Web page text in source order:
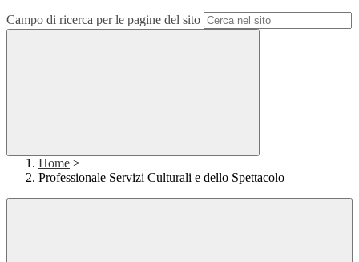
Campo di ricerca per le pagine del sito
Home >
Professionale Servizi Culturali e dello Spettacolo